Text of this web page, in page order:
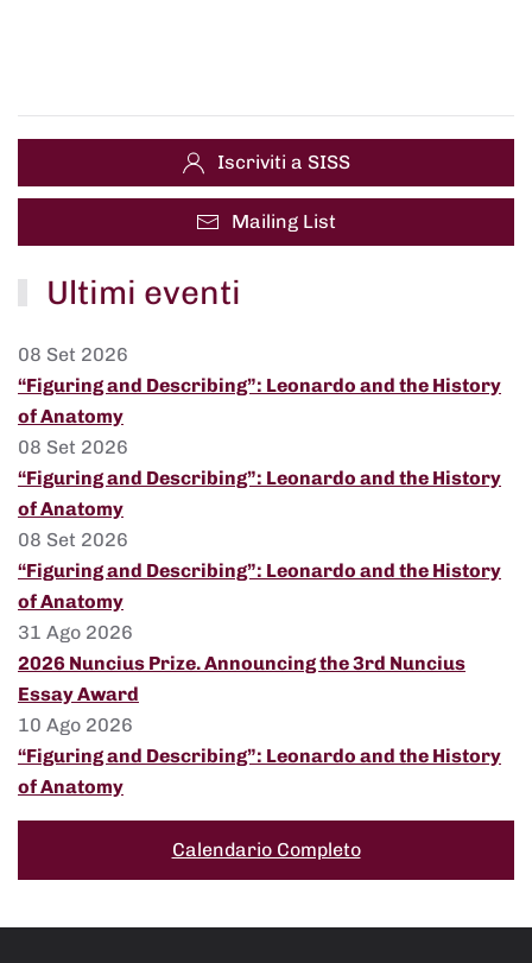
Iscriviti a SISS
Mailing List
Ultimi eventi
08 Set 2026
“Figuring and Describing”: Leonardo and the History
of Anatomy
08 Set 2026
“Figuring and Describing”: Leonardo and the History
of Anatomy
08 Set 2026
“Figuring and Describing”: Leonardo and the History
of Anatomy
31 Ago 2026
2026 Nuncius Prize. Announcing the 3rd Nuncius
Essay Award
10 Ago 2026
“Figuring and Describing”: Leonardo and the History
of Anatomy
Calendario Completo